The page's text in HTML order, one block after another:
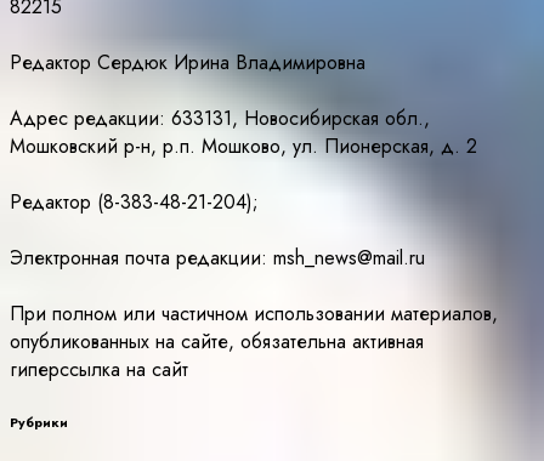
82215
Редактор Сердюк Ирина Владимировна
Адрес редакции: 633131, Новосибирская обл.,
Мошковский р-н, р.п. Мошково, ул. Пионерская, д. 2
Редактор (8-383-48-21-204);
Электронная почта редакции: msh_news@mail.ru
При полном или частичном использовании материалов,
опубликованных на сайте, обязательна активная
гиперссылка на сайт
Рубрики